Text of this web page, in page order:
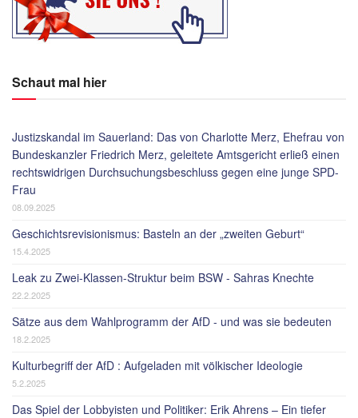
Schaut mal hier
Justizskandal im Sauerland: Das von Charlotte Merz, Ehefrau von
Bundeskanzler Friedrich Merz, geleitete Amtsgericht erließ einen
rechtswidrigen Durchsuchungsbeschluss gegen eine junge SPD-
Frau
08.09.2025
Geschichtsrevisionismus: Basteln an der „zweiten Geburt“
15.4.2025
Leak zu Zwei-Klassen-Struktur beim BSW - Sahras Knechte
22.2.2025
Sätze aus dem Wahlprogramm der AfD - und was sie bedeuten
18.2.2025
Kulturbegriff der AfD : Aufgeladen mit völkischer Ideologie
5.2.2025
Das Spiel der Lobbyisten und Politiker: Erik Ahrens – Ein tiefer